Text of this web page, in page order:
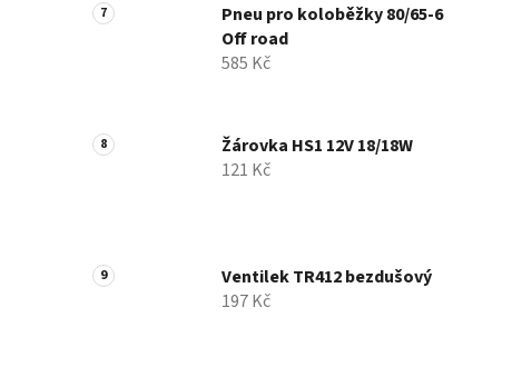
Pneu pro koloběžky 80/65-6
Off road
585 Kč
Žárovka HS1 12V 18/18W
121 Kč
Ventilek TR412 bezdušový
197 Kč